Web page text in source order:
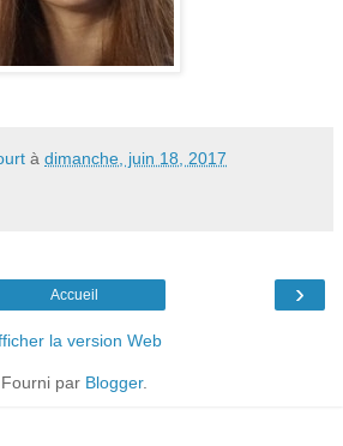
à dimanche, juin 18, 2017
›
Accueil
la version Web
Fourni par Blogger.